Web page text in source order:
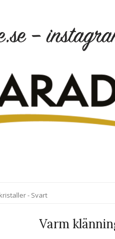
- Svart
Varm